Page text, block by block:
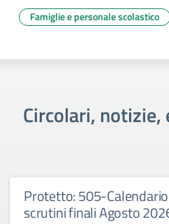
Famiglie e personale scolastico
Circolari,
Protetto: 505-
scrutini finali Agosto